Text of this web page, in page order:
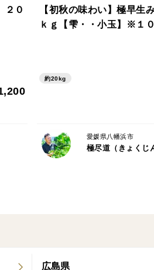
は箱込みの重さとなり目安です。
広島県
２０
【初秋の味わい】極早生
ｋｇ【雫・・小玉】※１
約20kg
愛媛県八幡浜市
極尽道（きょくじ